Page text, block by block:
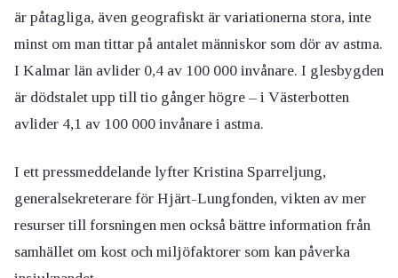
är påtagliga, även geografiskt är variationerna stora, inte
minst om man tittar på antalet människor som dör av astma.
I Kalmar län avlider 0,4 av 100 000 invånare. I glesbygden
är dödstalet upp till tio gånger högre – i Västerbotten
avlider 4,1 av 100 000 invånare i astma.
I ett pressmeddelande lyfter Kristina Sparreljung,
generalsekreterare för Hjärt-Lungfonden, vikten av mer
resurser till forsningen men också bättre information från
samhället om kost och miljöfaktorer som kan påverka